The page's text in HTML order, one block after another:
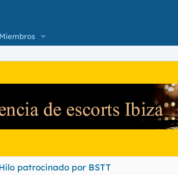
Miembros
patrocinado por BSTT